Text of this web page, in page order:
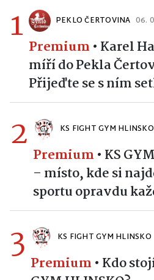
1 PEKLO ČERTOVINA 06.
Premium • Karel
míří do Pekla
Přijeďte se s ním
2 KS FIGHT GYM HLINSKO
Premium • KS
– místo, kde si
sportu opravdu
3 KS FIGHT GYM HLINSKO
Premium • Kdo